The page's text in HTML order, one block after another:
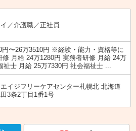
／介護職／正社員
円〜26万3510円 ※経験・能力・資格等に
修 月給 24万1280円 実務者研修 月給 24万
祉士 月給 25万7330円 社会福祉士 ...
イジフリーケアセンター札幌北 北海道
3条2丁目1番1号